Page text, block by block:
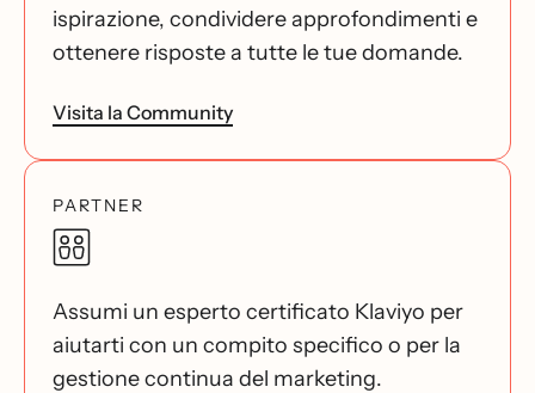
ispirazione, condividere approfondimenti e
ottenere risposte a tutte le tue domande.
Visita la Community
PARTNER
Assumi un esperto certificato Klaviyo per
aiutarti con un compito specifico o per la
gestione continua del marketing.